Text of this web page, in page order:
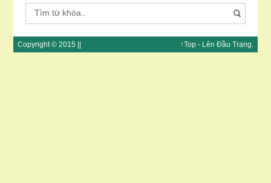
Copyright © 2015 || ↑Top- Lên Đầu Trang